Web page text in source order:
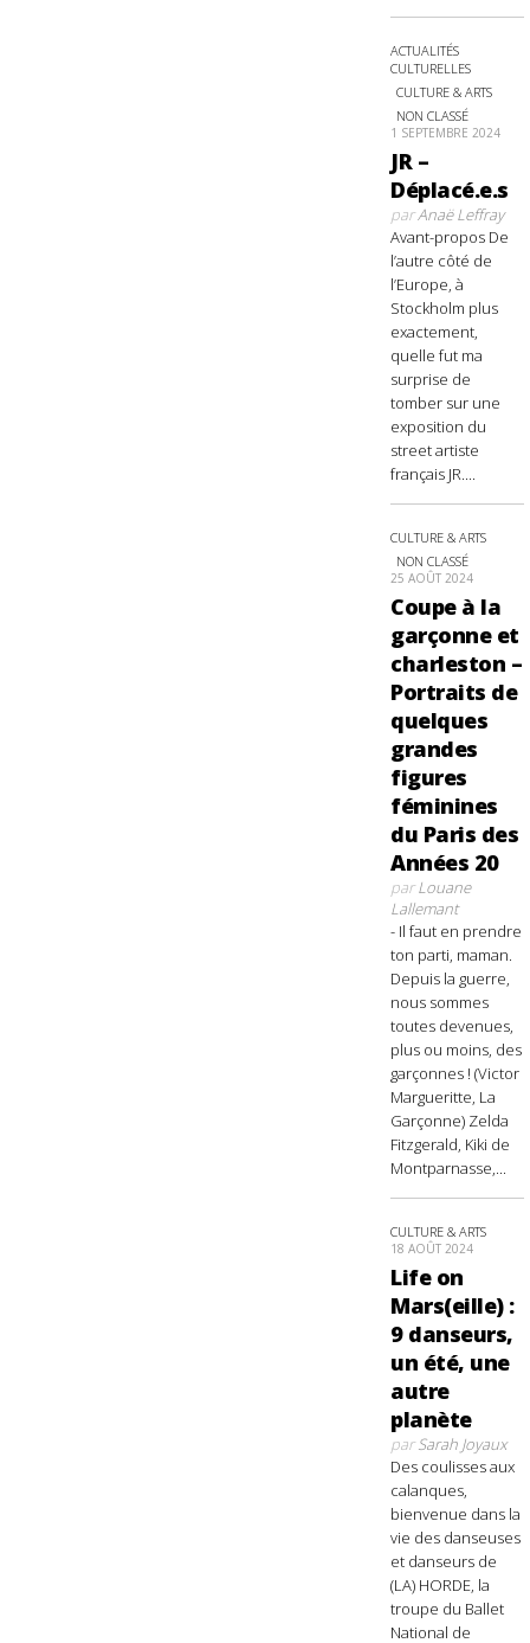
ACTUALITÉS
CULTURELLES
CULTURE & ARTS
NON CLASSÉ
1 SEPTEMBRE 2024
JR –
Déplacé.e.s
parAnaë Leffray
Avant-propos De
l’autre côté de
l’Europe, à
Stockholm plus
exactement,
quelle fut ma
surprise de
tomber sur une
exposition du
street artiste
français JR....
CULTURE & ARTS
NON CLASSÉ
25 AOÛT 2024
Coupe à la
garçonne et
charleston –
Portraits de
quelques
grandes
figures
féminines
du Paris des
Années 20
parLouane
Lallemant
- Il faut en prendre
ton parti, maman.
Depuis la guerre,
nous sommes
toutes devenues,
plus ou moins, des
garçonnes ! (Victor
Margueritte, La
Garçonne) Zelda
Fitzgerald, Kiki de
Montparnasse,...
CULTURE & ARTS
18 AOÛT 2024
Life on
Mars(eille) :
9 danseurs,
un été, une
autre
planète
parSarah Joyaux
Des coulisses aux
calanques,
bienvenue dans la
vie des danseuses
et danseurs de
(LA) HORDE, la
troupe du Ballet
National de